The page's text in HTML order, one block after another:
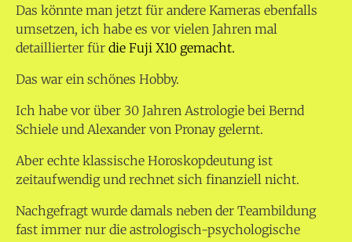
Das könnte man jetzt für andere Kameras ebenfalls
umsetzen, ich habe es vor vielen Jahren mal
detaillierter für die Fuji X10 gemacht.
Das war ein schönes Hobby.
Ich habe vor über 30 Jahren Astrologie bei Bernd
Schiele und Alexander von Pronay gelernt.
Aber echte klassische Horoskopdeutung ist
zeitaufwendig und rechnet sich finanziell nicht.
Nachgefragt wurde damals neben der Teambildung
fast immer nur die astrologisch-psychologische